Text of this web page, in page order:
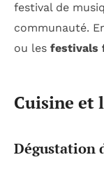
festival de
communauté.
ou les festivals
Cuisine et
Dégustation